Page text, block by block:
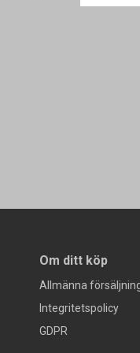
Om ditt köp
Allmänna
Integritetspolicy
GDPR